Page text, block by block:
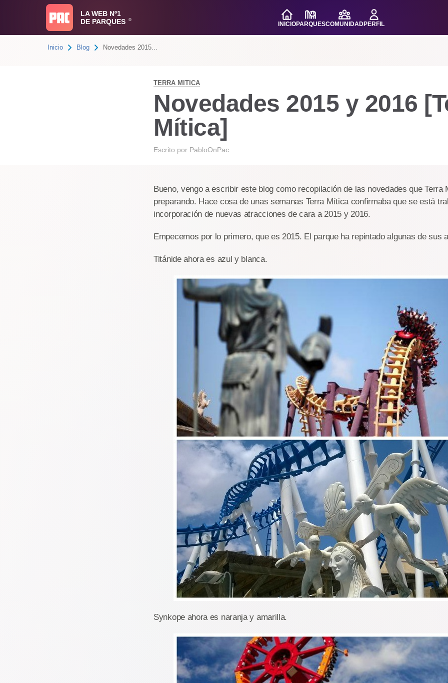
LA WEB Nº1
DE PARQUES
®
INICIOPARQUESCOMUNIDADPERFIL
Inicio Blog Novedades 2015...
TERRA MITICA
Novedades 2015 y 2016
Mítica]
Escrito por PabloOnPac
Bueno, vengo a escribir este blog como recopilación de las novedades que Terra
preparando. Hace cosa de unas semanas Terra Mítica confirmaba que se está
incorporación de nuevas atracciones de cara a 2015 y 2016.
Empecemos por lo primero, que es 2015. El parque ha repintado algunas de sus
Titánide ahora es azul y blanca.
Synkope ahora es naranja y amarilla.